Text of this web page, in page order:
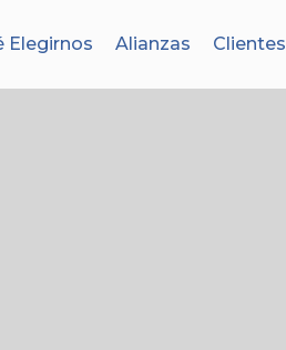
Elegirnos Alianzas Clientes